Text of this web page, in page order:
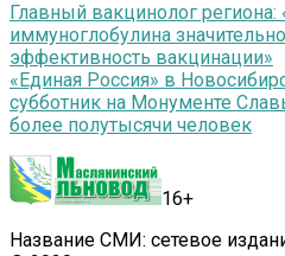
Главный вакцинолог
иммуноглобулина
эффективность вакцинации»
«Единая Россия» в
субботник на Монументе
более полутысячи человек
16+
Название СМИ: сетевое